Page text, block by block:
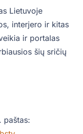
Lietuvoje
interjero ir kitas
ir portalas
šių sričių
paštas: